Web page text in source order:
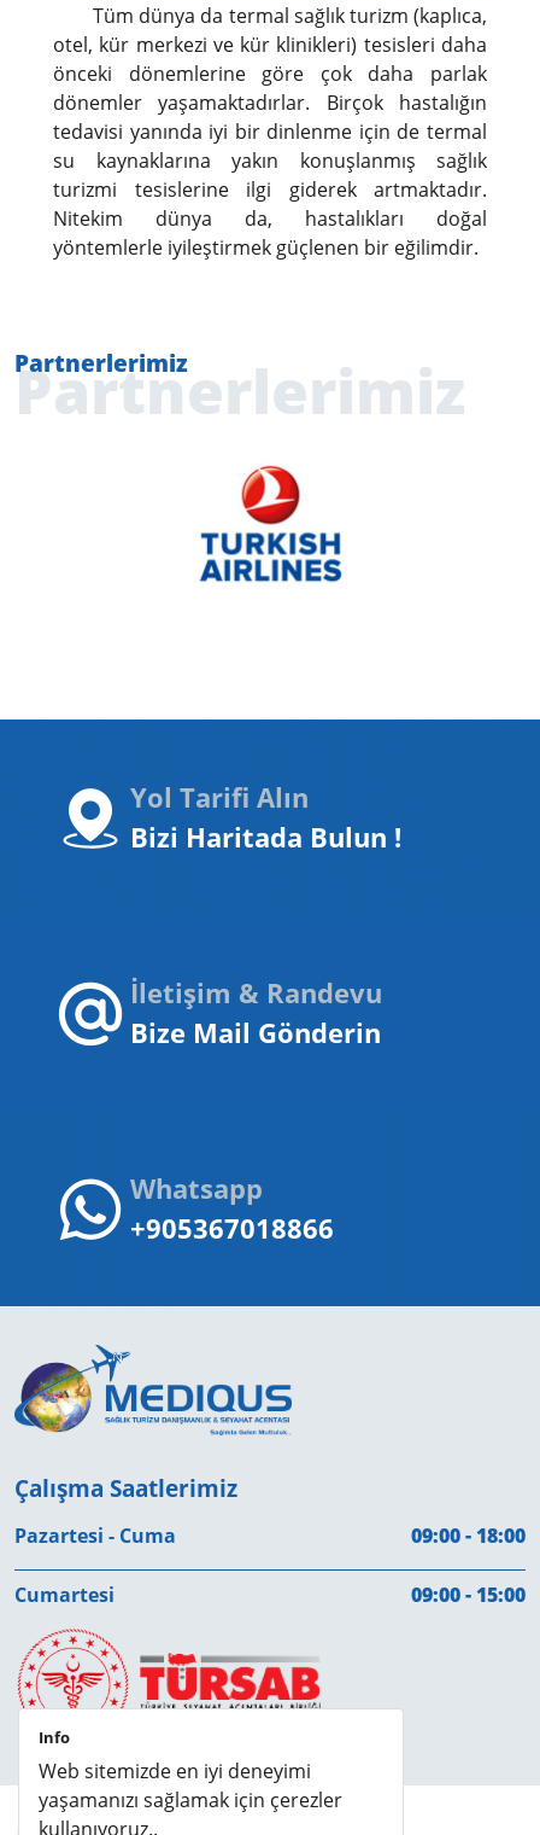
Tüm dünya da termal sağlık turizm (kaplıca,
otel, kür merkezi ve kür klinikleri) tesisleri daha
önceki dönemlerine göre çok daha parlak
dönemler yaşamaktadırlar. Birçok hastalığın
tedavisi yanında iyi bir dinlenme için de termal
su kaynaklarına yakın konuşlanmış sağlık
turizmi tesislerine ilgi giderek artmaktadır.
Nitekim dünya da, hastalıkları doğal
yöntemlerle iyileştirmek güçlenen bir eğilimdir.
Partnerlerimiz
Partnerlerimiz
Yol Tarifi Alın
Bizi Haritada Bulun !
İletişim & Randevu
Bize Mail Gönderin
Whatsapp
+905367018866
Çalışma Saatlerimiz
Pazartesi - Cuma 09:00 - 18:00
Cumartesi 09:00 - 15:00
K.V.K.K Çerezler
Info
Web sitemizde en iyi deneyimi
yaşamanızı sağlamak için çerezler
kullanıyoruz..